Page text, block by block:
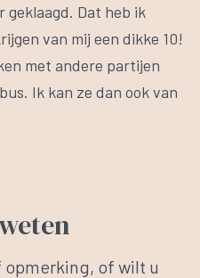
geklaagd. Dat heb ik
van mij een dikke 10!
met andere partijen
Ik kan ze dan ook van
opmerking, of wilt u